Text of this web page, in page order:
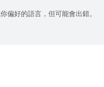
偏好的語言，但可能會出錯。